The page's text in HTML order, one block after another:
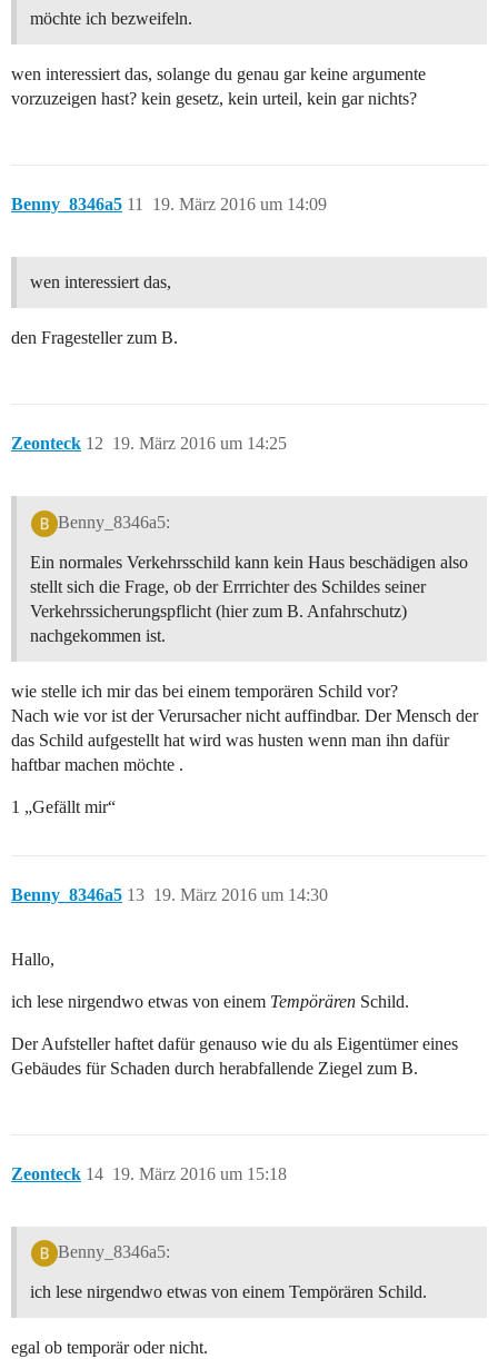
möchte ich bezweifeln.
wen interessiert das, solange du genau gar keine argumente
vorzuzeigen hast? kein gesetz, kein urteil, kein gar nichts?
Benny_8346a5 19. März 2016 um 14:09
11
wen interessiert das,
den Fragesteller zum B.
Zeonteck 19. März 2016 um 14:25
12
Benny_8346a5:
Ein normales Verkehrsschild kann kein Haus beschädigen also
stellt sich die Frage, ob der Errrichter des Schildes seiner
Verkehrssicherungspflicht (hier zum B. Anfahrschutz)
nachgekommen ist.
wie stelle ich mir das bei einem temporären Schild vor?
Nach wie vor ist der Verursacher nicht auffindbar. Der Mensch der
das Schild aufgestellt hat wird was husten wenn man ihn dafür
haftbar machen möchte .
1 „Gefällt mir“
Benny_8346a5 19. März 2016 um 14:30
13
Hallo,
ich lese nirgendwo etwas von einem Tempörären Schild.
Der Aufsteller haftet dafür genauso wie du als Eigentümer eines
Gebäudes für Schaden durch herabfallende Ziegel zum B.
Zeonteck 19. März 2016 um 15:18
14
Benny_8346a5:
ich lese nirgendwo etwas von einem Tempörären Schild.
egal ob temporär oder nicht.